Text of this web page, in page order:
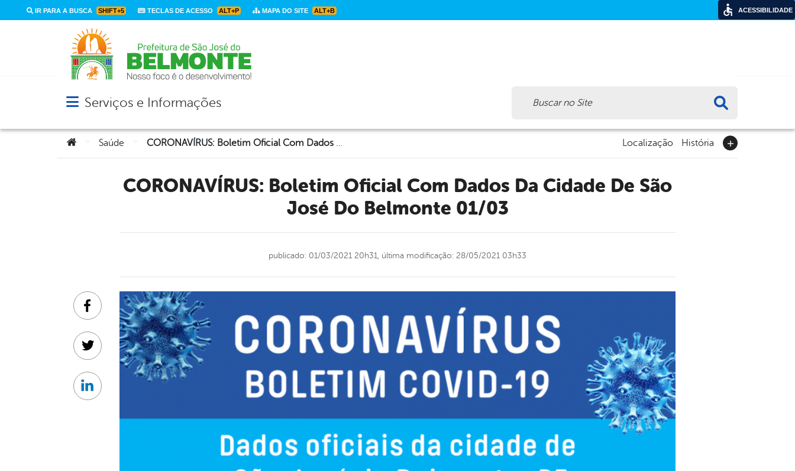
IR PARA A BUSCA SHIFT+5 TECLAS DE ACESSO ALT+P MAPA DO SITE ALT+B
Abrir menu principal de navegação
Serviços e Informações
Você está aqui:
Saúde CORONAVÍRUS: Boletim Oficial Com Dados Da Cidade De São José Do Belmonte 01/03 Localização História
CORONAVÍRUS: Boletim Oficial Com Dados Da Cidade De São
José Do Belmonte 01/03
publicado: 01/03/2021 20h31, última modificação: 28/05/2021 03h33
Facebook
Twitter
Linkedin
ACESSIBILIDADE